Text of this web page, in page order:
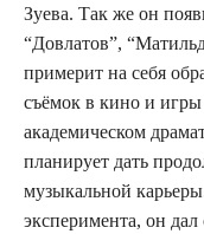
Зуева. Так же он
“Довлатов”,
примерит на себя
съёмок в кино и
академическом
планирует дать
музыкальной
эксперимента, он